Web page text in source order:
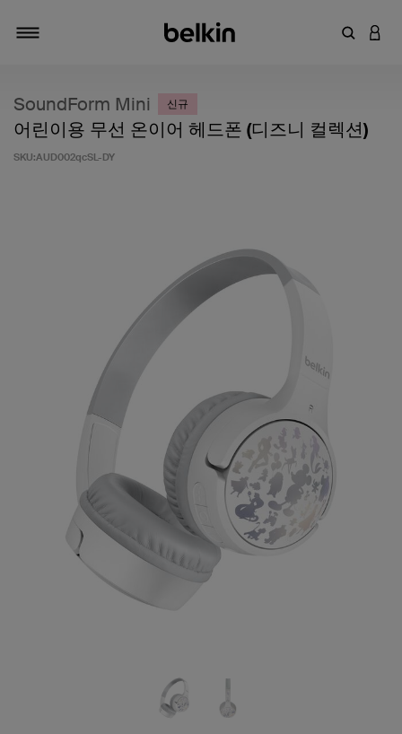
키워드
SoundForm Mini 신규
어린이용 무선 온이어 헤드폰 (디즈니 컬렉션)
SKU:AUD002qcSL-DY